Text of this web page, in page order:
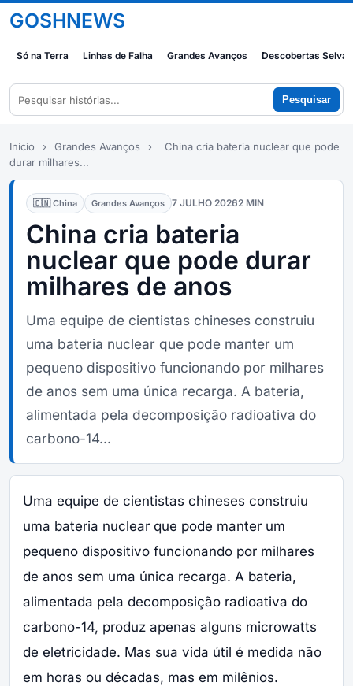
GOSHNEWS
Só na Terra Linhas de Falha Grandes Avanços Descobertas
Pesquisar
Início › Grandes Avanços ›
China cria bateria nuclear que pode
durar milhares...
🇨🇳 China Grandes Avanços 7 JULHO 20262 MIN
China cria bateria
nuclear que pode durar
milhares de anos
Uma equipe de cientistas chineses construiu
uma bateria nuclear que pode manter um
pequeno dispositivo funcionando por milhares
de anos sem uma única recarga. A bateria,
alimentada pela decomposição radioativa do
carbono-14...
Uma equipe de cientistas chineses construiu
uma bateria nuclear que pode manter um
pequeno dispositivo funcionando por milhares
de anos sem uma única recarga. A bateria,
alimentada pela decomposição radioativa do
carbono-14, produz apenas alguns microwatts
de eletricidade. Mas sua vida útil é medida não
em horas ou décadas, mas em milênios.